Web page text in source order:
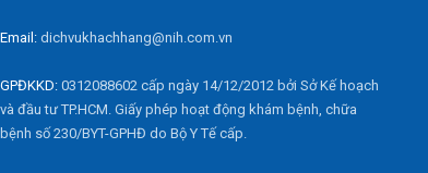
Email: dichvukhachhang@nih.com.vn
GPĐKKD: 0312088602 cấp ngày 14/12/2012 bởi Sở Kế hoạch
và đầu tư TP.HCM. Giấy phép hoạt động khám bệnh, chữa
bệnh số 230/BYT-GPHĐ do Bộ Y Tế cấp.